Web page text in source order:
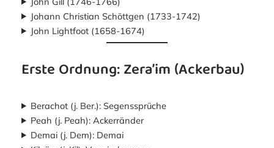
Johann Christian Schöttgen (1733-1742)
John Lightfoot (1658-1674)
Erste Ordnung: Zera’im (Ackerbau)
Berachot (j. Ber.): Segenssprüche
Peah (j. Peah): Ackerränder
Demai (j. Dem): Demai